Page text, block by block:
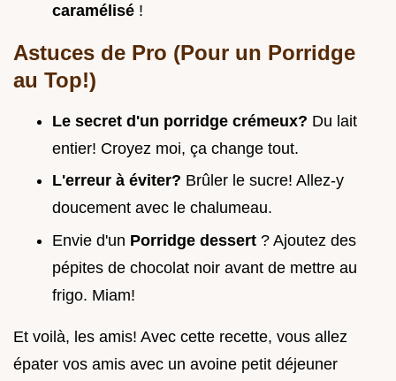
caramélisé !
Astuces de Pro (Pour un Porridge
au Top!)
Le secret d'un porridge crémeux? Du lait
entier! Croyez moi, ça change tout.
L'erreur à éviter? Brûler le sucre! Allez-y
doucement avec le chalumeau.
Envie d'un Porridge dessert ? Ajoutez des
pépites de chocolat noir avant de mettre au
frigo. Miam!
Et voilà, les amis! Avec cette recette, vous allez
épater vos amis avec un avoine petit déjeuner